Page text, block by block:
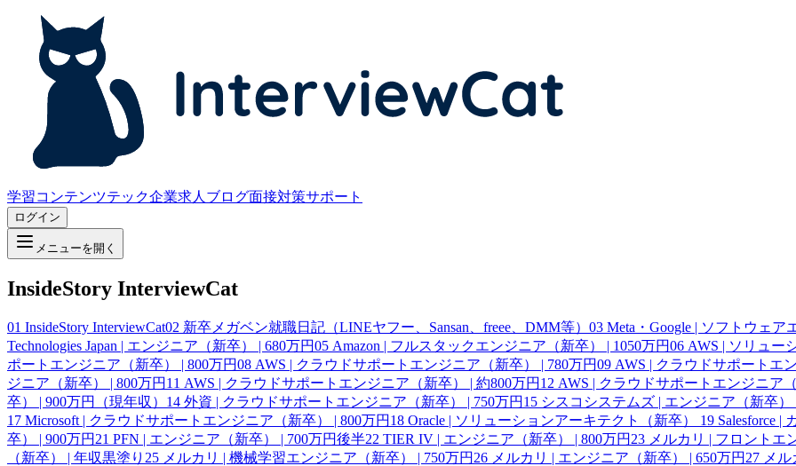
学習コンテンツテック企業求人 ブログ面接対策サポート
ログイン
メニューを開く
InsideStory InterviewCat
01 InsideStory InterviewCat02 新卒メガベン就職日記（LINEヤフー、Sansan、freee、DMM等） 03 Meta・Google | ソフトウェア
Technologies Japan | エンジニア（新卒） | 680万円05 Amazon | フルスタックエンジニア（新卒） | 1050万円06 AWS | ソリュー
ポートエンジニア（新卒） | 800万円08 AWS | クラウドサポートエンジニア（新卒） | 780万円09 AWS | クラウドサポートエ
ジニア（新卒） | 800万円 11 AWS | クラウドサポートエンジニア（新卒） | 約800万円 12 AWS | クラウドサポートエンジニア
卒） | 900万円（現年収） 14 外資 | クラウドサポートエンジニア（新卒） | 750万円 15 シスコシステムズ | エンジニア（新卒）
17 Microsoft | クラウドサポートエンジニア（新卒） | 800万円 18 Oracle | ソリューションアーキテクト（新卒） 19 Salesforce |
卒） | 900万円 21 PFN | エンジニア（新卒） | 700万円後半22 TIER IV | エンジニア（新卒） | 800万円 23 メルカリ | フロントエ
（新卒） | 年収黒塗り 25 メルカリ | 機械学習エンジニア（新卒） | 750万円 26 メルカリ | エンジニア（新卒） | 650万円 27 メ